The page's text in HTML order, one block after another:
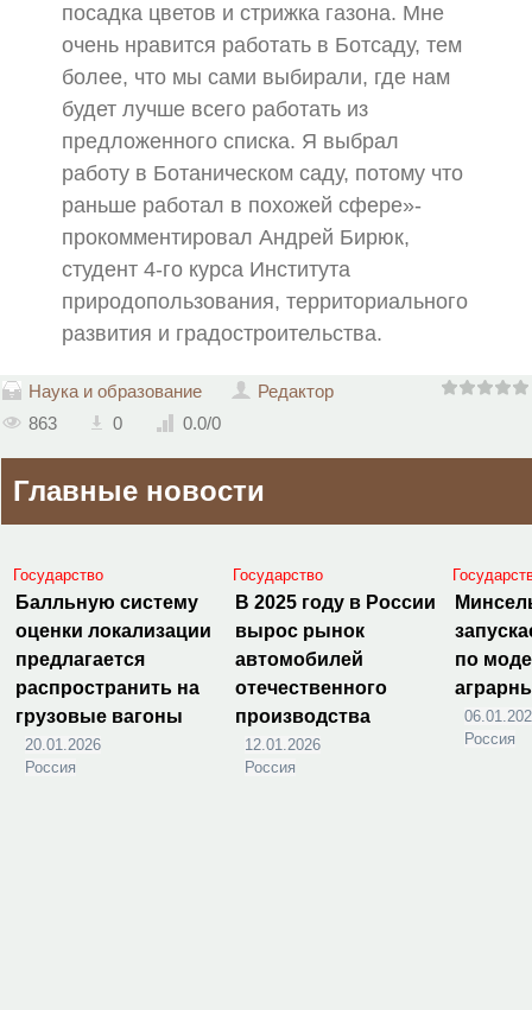
посадка цветов и стрижка газона. Мне
очень нравится работать в Ботсаду, тем
более, что мы сами выбирали, где нам
будет лучше всего работать из
предложенного списка. Я выбрал
работу в Ботаническом саду, потому что
раньше работал в похожей сфере»-
прокомментировал Андрей Бирюк,
студент 4-го курса Института
природопользования, территориального
развития и градостроительства.
Наука и образование
Редактор
863
0 0.0/0
Главные новости
Государство
Балльную систему
оценки локализации
предлагается
распространить на
грузовые вагоны
20.01.2026
Россия
Государство
В 2025 году в России
вырос рынок
автомобилей
отечественного
производства
12.01.2026
Россия
по
Россия